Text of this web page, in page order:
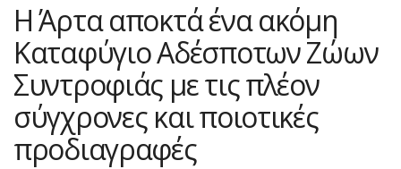
Η Άρτα αποκτά ένα ακόμη
Καταφύγιο Αδέσποτων Ζώων
Συντροφιάς με τις πλέον
σύγχρονες και ποιοτικές
προδιαγραφές